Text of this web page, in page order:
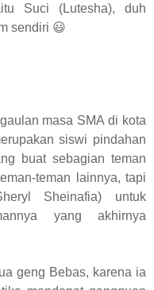
Suci (Lutesha), duh
sendiri 😃
masa SMA di kota
siswi pindahan
buat sebagian teman
teman lainnya, tapi
Sheinafia) untuk
yang akhirnya
geng Bebas, karena ia